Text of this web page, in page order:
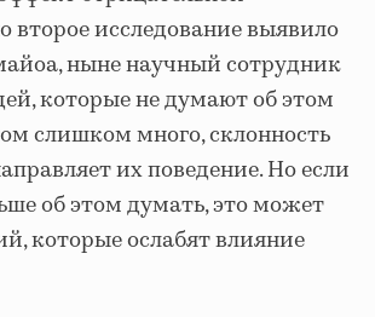
исследование выявило
ныне научный сотрудник
которые не думают об этом
слишком много, склонность
их поведение. Но если
об этом думать, это может
которые ослабят влияние